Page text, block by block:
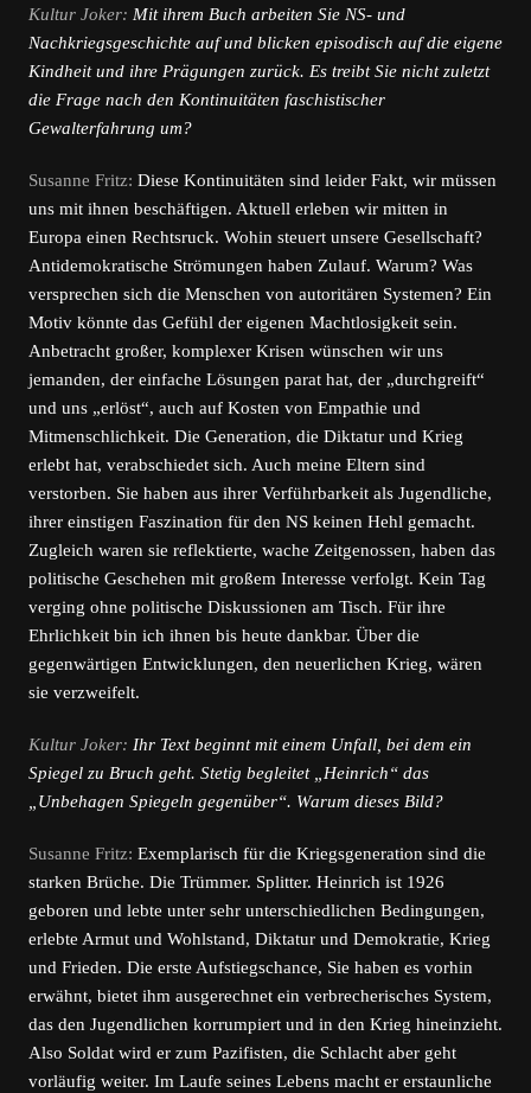
Kultur Joker: Mit ihrem Buch arbeiten Sie NS- und
Nachkriegsgeschichte auf und blicken episodisch auf die eigene
Kindheit und ihre Prägungen zurück. Es treibt Sie nicht zuletzt
die Frage nach den Kontinuitäten faschistischer
Gewalterfahrung um?
Susanne Fritz: Diese Kontinuitäten sind leider Fakt, wir müssen
uns mit ihnen beschäftigen. Aktuell erleben wir mitten in
Europa einen Rechtsruck. Wohin steuert unsere Gesellschaft?
Antidemokratische Strömungen haben Zulauf. Warum? Was
versprechen sich die Menschen von autoritären Systemen? Ein
Motiv könnte das Gefühl der eigenen Machtlosigkeit sein.
Anbetracht großer, komplexer Krisen wünschen wir uns
jemanden, der einfache Lösungen parat hat, der „durchgreift“
und uns „erlöst“, auch auf Kosten von Empathie und
Mitmenschlichkeit. Die Generation, die Diktatur und Krieg
erlebt hat, verabschiedet sich. Auch meine Eltern sind
verstorben. Sie haben aus ihrer Verführbarkeit als Jugendliche,
ihrer einstigen Faszination für den NS keinen Hehl gemacht.
Zugleich waren sie reflektierte, wache Zeitgenossen, haben das
politische Geschehen mit großem Interesse verfolgt. Kein Tag
verging ohne politische Diskussionen am Tisch. Für ihre
Ehrlichkeit bin ich ihnen bis heute dankbar. Über die
gegenwärtigen Entwicklungen, den neuerlichen Krieg, wären
sie verzweifelt.
Kultur Joker: Ihr Text beginnt mit einem Unfall, bei dem ein
Spiegel zu Bruch geht. Stetig begleitet „Heinrich“ das
„Unbehagen Spiegeln gegenüber“. Warum dieses Bild?
Susanne Fritz: Exemplarisch für die Kriegsgeneration sind die
starken Brüche. Die Trümmer. Splitter. Heinrich ist 1926
geboren und lebte unter sehr unterschiedlichen Bedingungen,
erlebte Armut und Wohlstand, Diktatur und Demokratie, Krieg
und Frieden. Die erste Aufstiegschance, Sie haben es vorhin
erwähnt, bietet ihm ausgerechnet ein verbrecherisches System,
das den Jugendlichen korrumpiert und in den Krieg hineinzieht.
Also Soldat wird er zum Pazifisten, die Schlacht aber geht
vorläufig weiter. Im Laufe seines Lebens macht er erstaunliche